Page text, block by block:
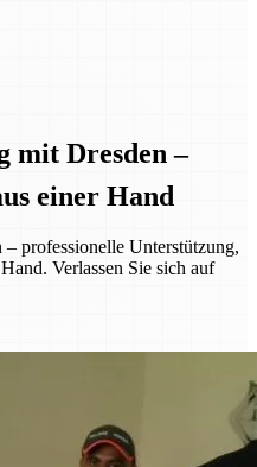
mit Dresden –
einer Hand
professionelle Unterstützung,
Verlassen Sie sich auf